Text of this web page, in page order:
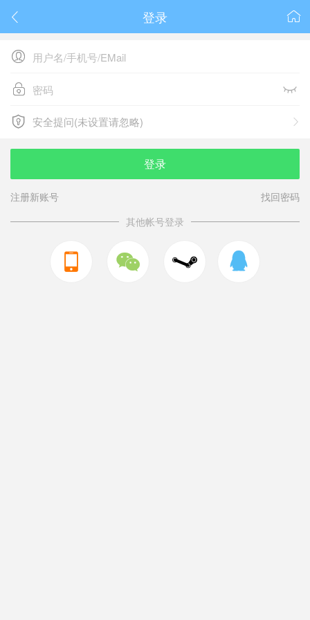
 
登录

 
 
安全提问(未设置请忽略)
安全提问(未设置请忽略)
登录
注册新账号
找回密码
其他帐号登录
  